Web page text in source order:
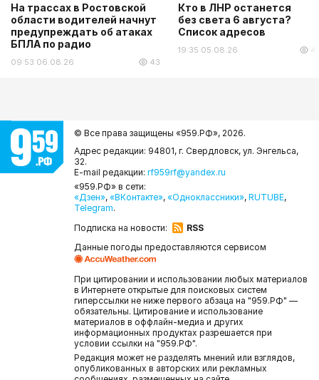
На трассах в Ростовской
области водителей начнут
предупреждать об атаках
БПЛА по радио
09:53 06.08.26 43
Кто в ЛНР останется
без света 6 августа?
Список адресов
19:35 05.08.26
© Все права защищены «959.РФ», 2026.
Адрес редакции: 94801, г. Свердловск, ул. Энгельса,
32.
E-mail редакции: rf959rf@yandex.ru
«959.РФ» в сети:
«Дзен», «ВКонтакте», «Одноклассники», RUTUBE,
Telegram.
Подписка на новости:
RSS
Данные погоды предоставляются сервисом
При цитировании и использовании любых материалов
в Интернете открытые для поисковых систем
гиперссылки не ниже первого абзаца на "959.РФ" —
обязательны. Цитирование и использование
материалов в оффлайн-медиа и других
информационных продуктах разрешается при
условии ссылки на "959.РФ".
Редакция может не разделять мнений или взглядов,
опубликованных в авторских или рекламных